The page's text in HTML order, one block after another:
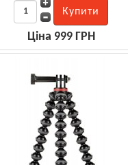
Ціна 999 ГРН